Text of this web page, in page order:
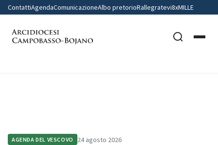
ContattiAgendaComunicazioneAlbo pretorioRallegratevi8xMILLE
AGENDA DEL VESCOVO 24 agosto 2026